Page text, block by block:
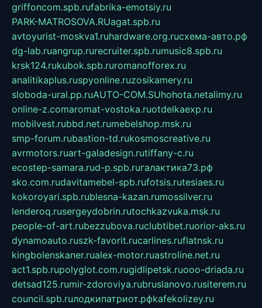
griffoncom.spb.rufabrika-emotsiy.ru
PARK-MATROSOVA.RUagat.spb.ru
avtoyurist-moskva1.ruhardware.org.ruсхема-авто.рф
dg-lab.ruangrup.rurecruiter.spb.rumusic8.spb.ru
krsk124.rukubok.spb.ruromanofforex.ru
analitikaplus.ruspyonline.ruzosikamery.ru
sloboda-ural.pp.ruAUTO-COM.SUhohota.netalimy.ru
online-z.comaromat-vostoka.ruotdelkaexp.ru
mobilvest.rubbd.net.rumebelshop.msk.ru
smp-forum.rubastion-td.rukosmoscreative.ru
avrmotors.ruart-galadesign.rutiffany-c.ru
ecostep-samara.rud-p.spb.ruгалактика73.рф
sko.com.rudavitamebel-spb.rufotsis.rutesiaes.ru
kokoroyari.spb.rublesna-kazan.rumossilver.ru
lenderoq.rusergeydobrin.rutochkazvuka.msk.ru
people-of-art.rubezzubova.ruclubtibet.ruorior-aks.ru
dynamoauto.ruszk-favorit.rucarlines.ruflatnsk.ru
kingbolenskaner.rualex-motor.ruastroline.net.ru
act1.spb.rupolyglot.com.rugidlipetsk.ruooo-driada.ru
detsad125.rumir-zdoroviya.rubruslanovo.rusiterem.ru
council.spb.ruлодкипатриот.рфkafekolizey.ru